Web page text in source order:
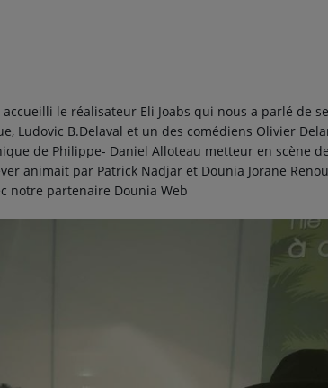
accueilli le réalisateur Eli Joabs qui nous a parlé de
, Ludovic B.Delaval et un des comédiens Olivier
de Philippe- Daniel Alloteau metteur en scène
animait par Patrick Nadjar et Dounia Jorane
notre partenaire Dounia Web